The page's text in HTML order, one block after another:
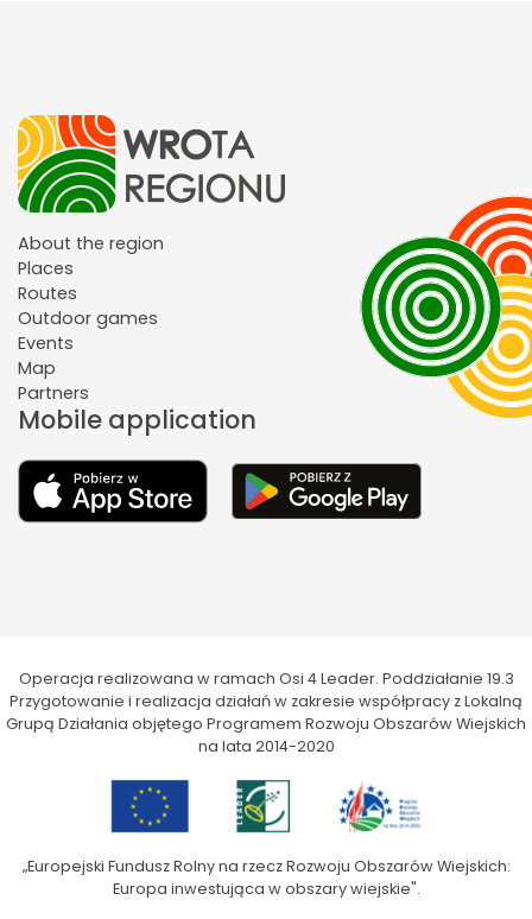
About the region
Places
Routes
Outdoor games
Events
Map
Partners
Mobile application
Operacja realizowana w ramach Osi 4 Leader. Poddziałanie 19.3
Przygotowanie i realizacja działań w zakresie współpracy z Lokalną
Grupą Działania objętego Programem Rozwoju Obszarów Wiejskich
na lata 2014-2020
„Europejski Fundusz Rolny na rzecz Rozwoju Obszarów Wiejskich:
Europa inwestująca w obszary wiejskie".